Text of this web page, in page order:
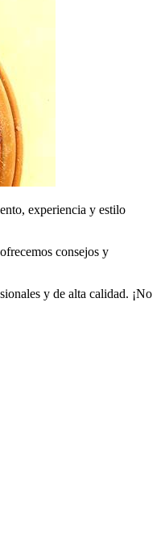
experiencia y estilo
consejos y
y de alta calidad. ¡No